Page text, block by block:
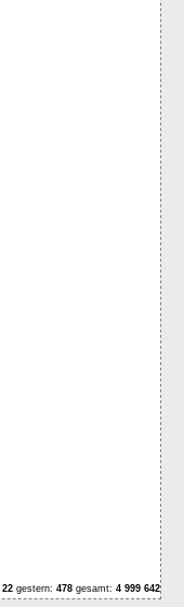
22gestern: 478gesamt: 4 999 642